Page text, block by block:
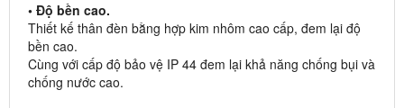
• Độ bền cao.
Thiết kế thân đèn bằng hợp kim nhôm cao cấp, đem lại độ
bền cao.
Cùng với cấp độ bảo vệ IP 44 đem lại khả năng chống bụi và
chống nước cao.